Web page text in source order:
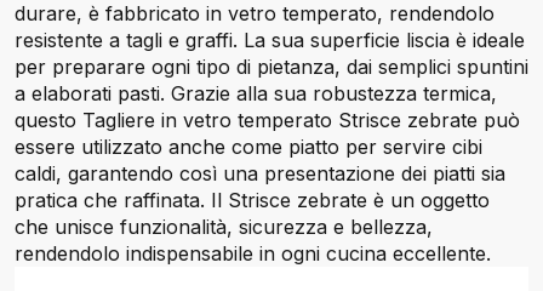
durare, è fabbricato in vetro temperato, rendendolo
resistente a tagli e graffi. La sua superficie liscia è ideale
per preparare ogni tipo di pietanza, dai semplici spuntini
a elaborati pasti. Grazie alla sua robustezza termica,
questo Tagliere in vetro temperato Strisce zebrate può
essere utilizzato anche come piatto per servire cibi
caldi, garantendo così una presentazione dei piatti sia
pratica che raffinata. Il Strisce zebrate è un oggetto
che unisce funzionalità, sicurezza e bellezza,
rendendolo indispensabile in ogni cucina eccellente.